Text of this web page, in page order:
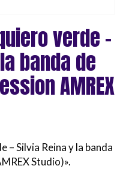
verde –
banda de
AMREX
– Silvia Reina y la banda
Studio)».